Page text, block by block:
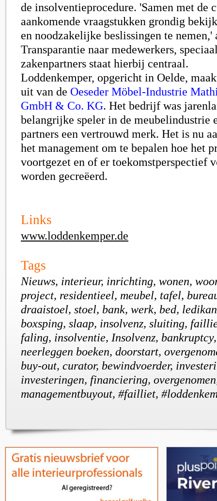
de insolventieprocedure. 'Samen met de
aankomende vraagstukken grondig
en noodzakelijke beslissingen te nemen,'
Transparantie naar medewerkers,
zakenpartners staat hierbij centraal.
Loddenkemper, opgericht in Oelde,
uit van de Oeseder Möbel-Industrie
GmbH & Co. KG. Het bedrijf was
belangrijke speler in de meubelindustrie
partners een vertrouwd merk. Het is nu
het management om te bepalen hoe het
voortgezet en of er toekomstperspectief
worden gecreëerd.
Links
www.loddenkemper.de
Tags
Nieuws, interieur, inrichting, wonen,
project, residentieel, meubel, tafel,
draaistoel, stoel, bank, werk, bed,
boxsping, slaap, insolvenz, sluiting,
faling, insolventie, Insolvenz,
neerleggen boeken, doorstart,
buy-out, curator, bewindvoerder,
investeringen, financiering,
managementbuyout, #failliet,